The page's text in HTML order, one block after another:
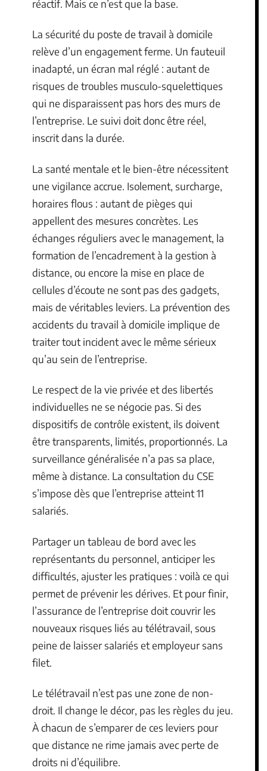
réactif. Mais ce n’est que la base.
La sécurité du poste de travail à domicile
relève d’un engagement ferme. Un fauteuil
inadapté, un écran mal réglé : autant de
risques de troubles musculo-squelettiques
qui ne disparaissent pas hors des murs de
l’entreprise. Le suivi doit donc être réel,
inscrit dans la durée.
La santé mentale et le bien-être nécessitent
une vigilance accrue. Isolement, surcharge,
horaires flous : autant de pièges qui
appellent des mesures concrètes. Les
échanges réguliers avec le management, la
formation de l’encadrement à la gestion à
distance, ou encore la mise en place de
cellules d’écoute ne sont pas des gadgets,
mais de véritables leviers. La prévention des
accidents du travail à domicile implique de
traiter tout incident avec le même sérieux
qu’au sein de l’entreprise.
Le respect de la vie privée et des libertés
individuelles ne se négocie pas. Si des
dispositifs de contrôle existent, ils doivent
être transparents, limités, proportionnés. La
surveillance généralisée n’a pas sa place,
même à distance. La consultation du CSE
s’impose dès que l’entreprise atteint 11
salariés.
Partager un tableau de bord avec les
représentants du personnel, anticiper les
difficultés, ajuster les pratiques : voilà ce qui
permet de prévenir les dérives. Et pour finir,
l’assurance de l’entreprise doit couvrir les
nouveaux risques liés au télétravail, sous
peine de laisser salariés et employeur sans
filet.
Le télétravail n’est pas une zone de non-
droit. Il change le décor, pas les règles du jeu.
À chacun de s’emparer de ces leviers pour
que distance ne rime jamais avec perte de
droits ni d’équilibre.